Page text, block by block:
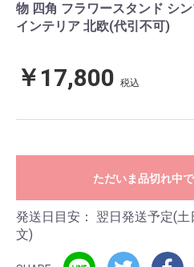
物 四角 フラワースタンド シ
インテリア 北欧(代引不可)
￥17,800 税込
ただいま品切れ中で
発送日目安：
翌日発送予定(
文)